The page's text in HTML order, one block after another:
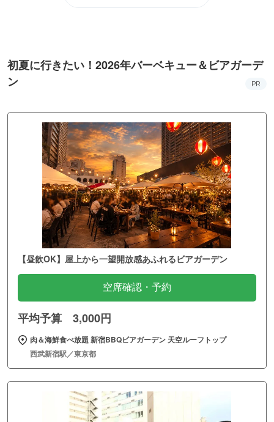
初夏に行きたい！2026年バーベキュー＆ビアガーデ
ン
PR
【昼飲OK】屋上から一望開放感あふれるビアガーデン
空席確認・予約
平均予算 3,000円
肉＆海鮮食べ放題 新宿BBQビアガーデン 天空ルーフトップ
西武新宿駅／東京都